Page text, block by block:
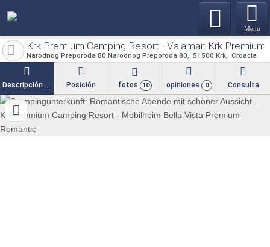
Menu
Krk Premium Camping Resort - Valamar: Krk
Narodnog Preporoda 80 Narodnog Preporoda 80 51500 Krk Croacia
Descripción general Posición fotos 10 opiniones 0 Consulta